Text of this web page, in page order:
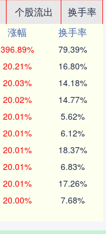
个股流出
换手率
涨幅
换手率
396.89% 79.39%
20.21% 16.80%
20.03% 14.18%
20.02% 14.77%
20.01% 5.62%
20.01% 6.12%
20.01% 18.37%
20.01% 6.83%
20.01% 17.26%
20.00% 7.68%